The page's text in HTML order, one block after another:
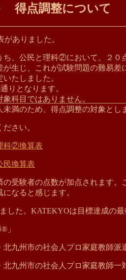
得点調整について
ありました。
、 公民と理科②において、２０
生じ、
これが試験問題の難易差
たしました。
りとなります。
象科目ではありません。
満のため、 得点調整の対象とし
さい。
科②換算表
民換算表
受験者の点数が加点されます
なると感じます。
した。KATEKYOは目標達成の
」
九州市の社会人プロ家庭教師
九州市の社会人プロ家庭教師